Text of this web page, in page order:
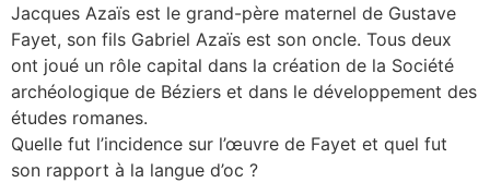
Jacques Azaïs est le grand-père maternel de Gustave
Fayet, son fils Gabriel Azaïs est son oncle. Tous deux
ont joué un rôle capital dans la création de la Société
archéologique de Béziers et dans le développement des
études romanes.
Quelle fut l’incidence sur l’œuvre de Fayet et quel fut
son rapport à la langue d’oc ?